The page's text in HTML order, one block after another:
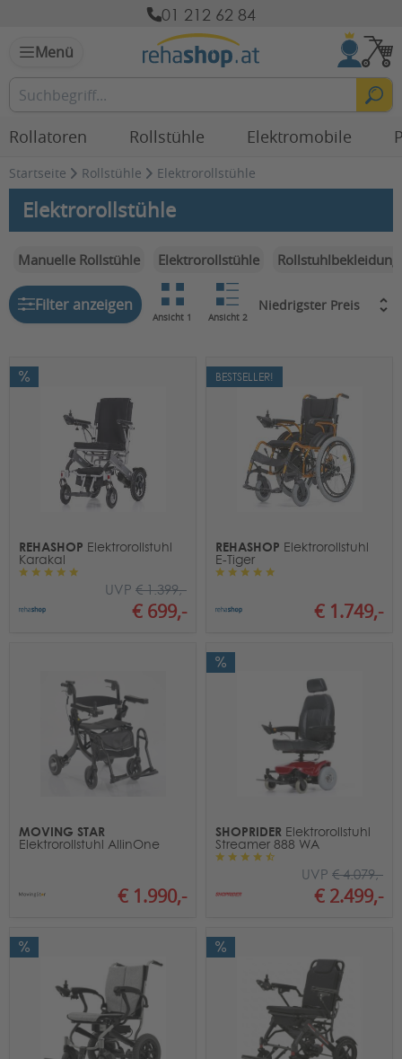
01 212 62 84
Menü
Rollatoren Rollstühle Elektromobile
Startseite Rollstühle Elektrorollstühle
Elektrorollstühle
Manuelle Rollstühle Elektrorollstühle Rollstuhlbekleidung
Filter anzeigen
Ansicht 1 Ansicht 2
REHASHOP Elektrorollstuhl
Karakal
€ 699,-
UVP € 1.399,-
BESTSELLER!
REHASHOP Elektrorollstuhl
E-Tiger
€ 1.749,-
MOVING STAR
Elektrorollstuhl AllinOne
€ 1.990,-
SHOPRIDER Elektrorollstuhl
Streamer 888 WA
€ 2.499,-
UVP € 4.079,-